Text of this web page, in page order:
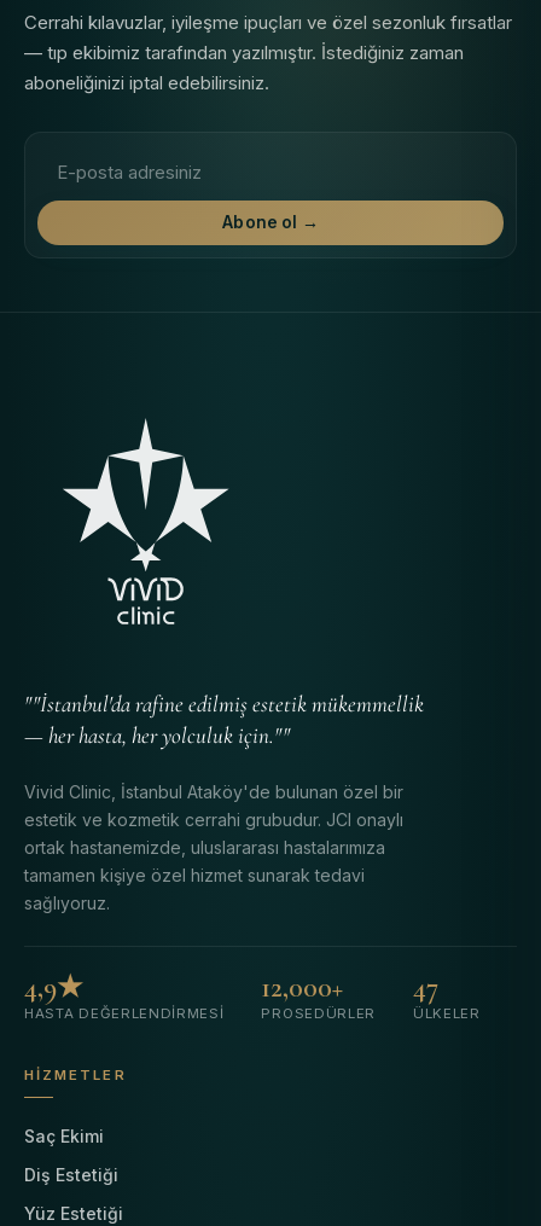
Cerrahi kılavuzlar, iyileşme ipuçları ve özel sezonluk fırsatlar
— tıp ekibimiz tarafından yazılmıştır. İstediğiniz zaman
aboneliğinizi iptal edebilirsiniz.
Abone ol →
""İstanbul'da rafine edilmiş estetik mükemmellik
— her hasta, her yolculuk için.""
Vivid Clinic, İstanbul Ataköy'de bulunan özel bir
estetik ve kozmetik cerrahi grubudur. JCI onaylı
ortak hastanemizde, uluslararası hastalarımıza
tamamen kişiye özel hizmet sunarak tedavi
sağlıyoruz.
4,9★
HASTA DEĞERLENDIRMESI
12,000+
PROSEDÜRLER
47
ÜLKELER
HIZMETLER
Saç Ekimi
Diş Estetiği
Yüz Estetiği